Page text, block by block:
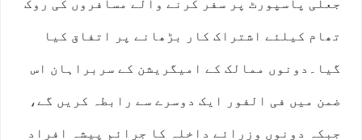
جعلی پاسپورٹ پر سفر کرنے والے مسافروں کی روک
تھام کیلئے اشتراک کار بڑھانے پر اتفاق کیا
گیا۔دونوں ممالک کے امیگریشن کے سربراہان اس
ضمن میں فی الفور ایک دوسرے سے رابطہ کریں گے،
جبکہ دونوں وزرائے داخلہ کا جرائم پیشہ افراد